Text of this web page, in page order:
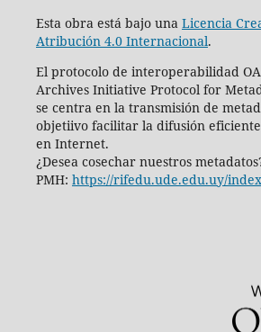
Esta obra está bajo una Licencia
Atribución 4.0 Internacional.
El protocolo de interoperabilidad
Archives Initiative Protocol for
se centra en la transmisión de
objetiivo facilitar la difusión
en Internet.
¿Desea cosechar nuestros
PMH: https://rifedu.ude.edu.uy/